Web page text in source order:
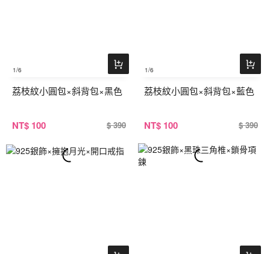
1/6
荔枝紋小圓包×斜背包×黑色
NT$ 100 $ 390
1/6
荔枝紋小圓包×斜背包×藍色
NT$ 100 $ 390